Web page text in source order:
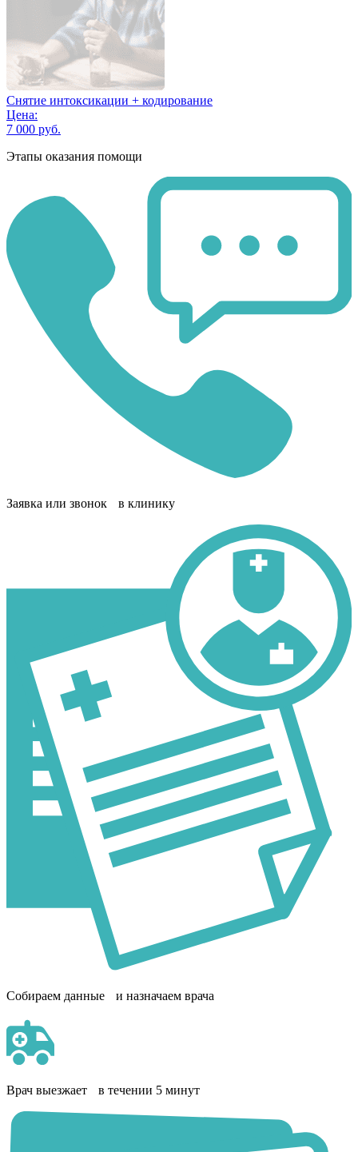
Снятие интоксикации + кодирование
Цена:
7 000 руб.
Этапы оказания помощи
Заявка или звонок в клинику
Собираем данные и назначаем врача
Врач выезжает в течении 5 минут